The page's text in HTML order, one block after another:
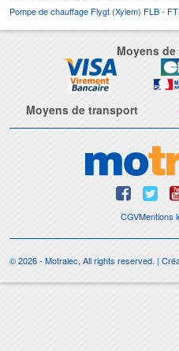
Pompe de chauffage Flygt (Xylem) FLB -
Moyens
Moyens de transport
CGVMentions
© 2026 - Motralec, All rights reserved. |